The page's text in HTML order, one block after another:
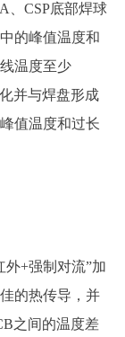
、CSP底部焊球
的峰值温度和
温度至少
并与焊盘形成
值温度和过长
+强制对流”加
的热传导，并
之间的温度差